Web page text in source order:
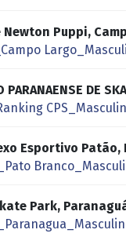
Puppi,
PARANAENSE DE
Esportivo Patão,
Park, Paranaguá